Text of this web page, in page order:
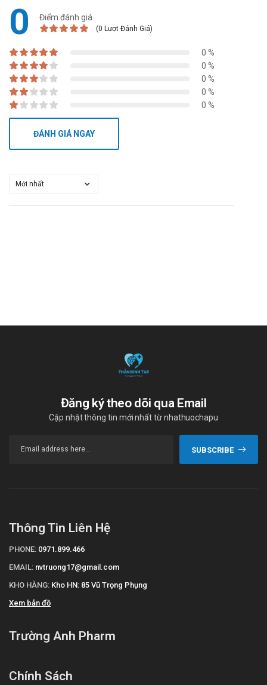
0 Điểm đánh giá
(0 Lượt Đánh Giá)
0 %
0 %
0 %
0 %
0 %
ĐÁNH GIÁ NGAY
Đăng ký theo dõi qua Email
Cập nhật thông tin mới nhất từ nhathuochapu
SUBSCRIBE
Thông Tin Liên Hệ
PHONE: 0971.899.466
EMAIL: nvtruong17@gmail.com
KHO HÀNG: Kho HN: 85 Vũ Trọng Phụng
Xem bản đồ
Trường Anh Pharm
Chính Sách